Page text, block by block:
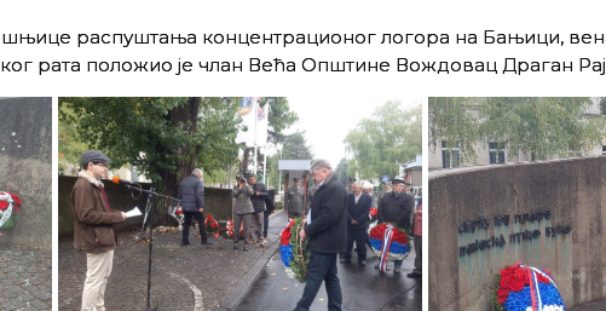
распуштања концентрационог логора на Бањици,
рата положио је члан Већа Општине Вождовац Драган